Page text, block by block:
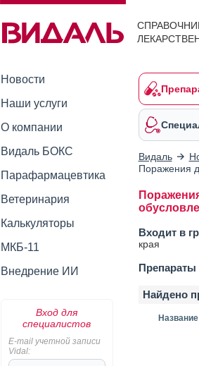
Новости
Наши услуги
О компании
Видаль БОКС
Парафармацевтика
Ветеринария
Калькуляторы
МКБ-11
Внедрение ИИ
Вход для
специалистов
E-mail учетной записи
Vidal:
Видаль
Поражения
Входит в
края
Препараты
Найдено
Название